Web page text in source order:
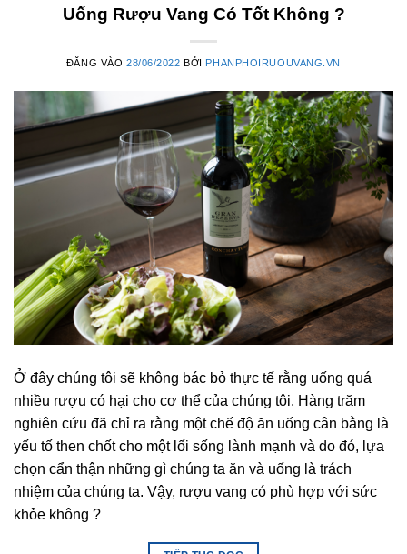
Uống Rượu Vang Có Tốt Không ?
ĐĂNG VÀO 28/06/2022 BỞI PHANPHOIRUOUVANG.VN
Ở đây chúng tôi sẽ không bác bỏ thực tế rằng uống quá
nhiều rượu có hại cho cơ thể của chúng tôi. Hàng trăm
nghiên cứu đã chỉ ra rằng một chế độ ăn uống cân bằng là
yếu tố then chốt cho một lối sống lành mạnh và do đó, lựa
chọn cẩn thận những gì chúng ta ăn và uống là trách
nhiệm của chúng ta. Vậy, rượu vang có phù hợp với sức
khỏe không ?